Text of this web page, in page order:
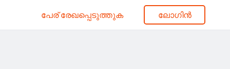
പേര് രേഖപ്പെടുത്തുക ലോഗിൻ